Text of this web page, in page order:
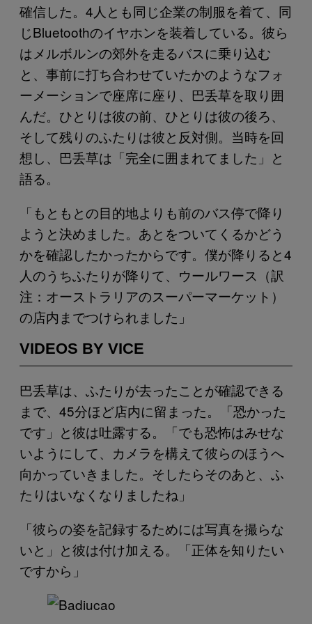
確信した。4人とも同じ企業の制服を着て、同
じBluetoothのイヤホンを装着している。彼ら
はメルボルンの郊外を走るバスに乗り込む
と、事前に打ち合わせていたかのようなフォ
ーメーションで座席に座り、巴丢草を取り囲
んだ。ひとりは彼の前、ひとりは彼の後ろ、
そして残りのふたりは彼と反対側。当時を回
想し、巴丢草は「完全に囲まれてました」と
語る。
「もともとの目的地よりも前のバス停で降り
ようと決めました。あとをついてくるかどう
かを確認したかったからです。僕が降りると4
人のうちふたりが降りて、ウールワース（訳
注：オーストラリアのスーパーマーケット）
の店内までつけられました」
VIDEOS BY VICE
巴丢草は、ふたりが去ったことが確認できる
まで、45分ほど店内に留まった。「恐かった
です」と彼は吐露する。「でも恐怖はみせな
いようにして、カメラを構えて彼らのほうへ
向かっていきました。そしたらそのあと、ふ
たりはいなくなりましたね」
「彼らの姿を記録するためには写真を撮らな
いと」と彼は付け加える。「正体を知りたい
ですから」